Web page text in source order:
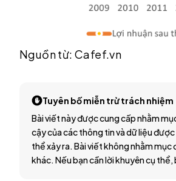
Nguồn từ: Cafef.vn
Tuyên bố miễn trừ trách nhiệm
Bài viết này được cung cấp nhằm
cậy của các thông tin và dữ liệu
thể xảy ra. Bài viết không nhằm mục
khác. Nếu bạn cần lời khuyên cụ